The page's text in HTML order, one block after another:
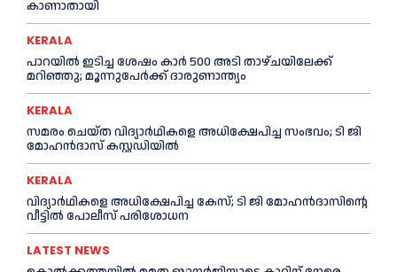
കാണാതായി
KERALA
പാറയിൽ ഇടിച്ച ശേഷം കാർ 500 അടി താഴ്ചയിലേക്ക്
മറിഞ്ഞു; മൂന്നുപേർക്ക് ദാരുണാന്ത്യം
KERALA
സമരം ചെയ്ത വിദ്യാര്‍ഥികളെ അധിക്ഷേപിച്ച സംഭവം; ടി ജി
മോഹന്‍ദാസ് കസ്റ്റഡിയിൽ
KERALA
വിദ്യാര്‍ഥികളെ അധിക്ഷേപിച്ച കേസ്; ടി ജി മോഹന്‍ദാസിന്റെ
വീട്ടില്‍ പോലീസ് പരിശോധന
LATEST NEWS